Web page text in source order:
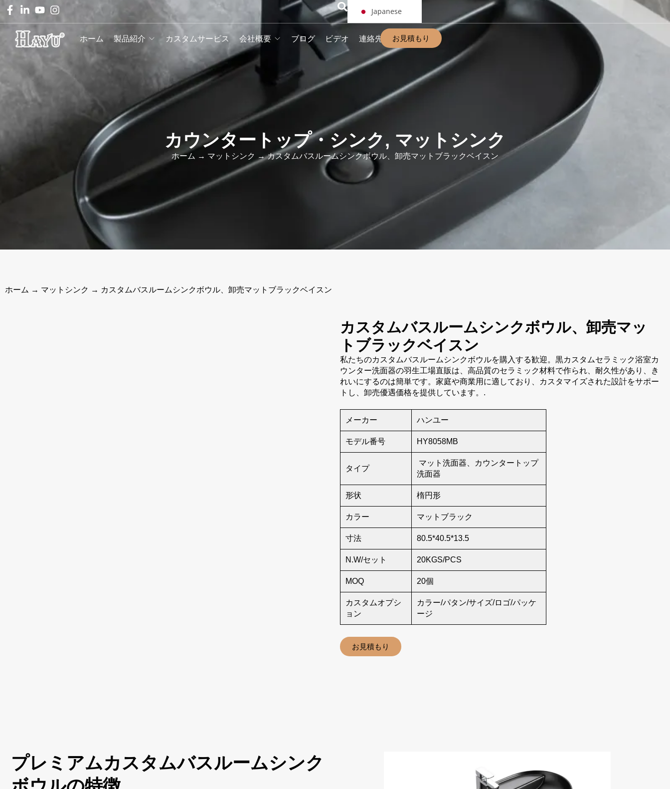
Japanese
ホーム 製品紹介 カスタムサービス 会社概要 ブログ ビデオ 連絡先 お見積もり
カウンタートップ・シンク, マットシンク
ホーム → マットシンク → カスタムバスルームシンクボウル、卸売マットブラックベイスン
ホーム → マットシンク → カスタムバスルームシンクボウル、卸売マットブラックベイスン
カスタムバスルームシンクボウル、卸売マッ
トブラックベイスン
私たちのカスタムバスルームシンクボウルを購入する歓迎。黒カスタムセラミック浴室カ
ウンター洗面器の羽生工場直販は、高品質のセラミック材料で作られ、耐久性があり、き
れいにするのは簡単です。家庭や商業用に適しており、カスタマイズされた設計をサポー
トし、卸売優遇価格を提供しています。.
メーカー ハンユー
モデル番号 HY8058MB
タイプ
マット洗面器、カウンタートップ
洗面器
形状 楕円形
カラー マットブラック
寸法 80.5*40.5*13.5
N.W/セット 20KGS/PCS
MOQ 20個
カスタムオプシ
ョン
カラー/パタン/サイズ/ロゴ/パッケ
ージ
お見積もり
プレミアムカスタムバスルームシンク